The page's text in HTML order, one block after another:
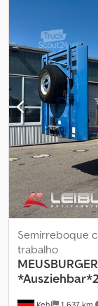
Semirreboque
trabalho
MEUSBURGER